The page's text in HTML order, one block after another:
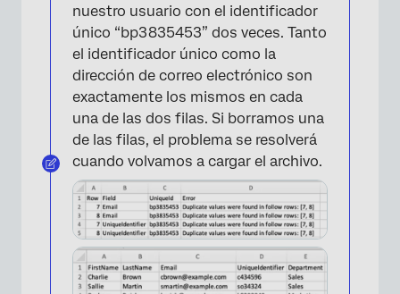
nuestro usuario con el identificador
único “bp3835453” dos veces. Tanto
el identificador único como la
dirección de correo electrónico son
exactamente los mismos en cada
una de las dos filas. Si borramos una
de las filas, el problema se resolverá
cuando volvamos a cargar el archivo.